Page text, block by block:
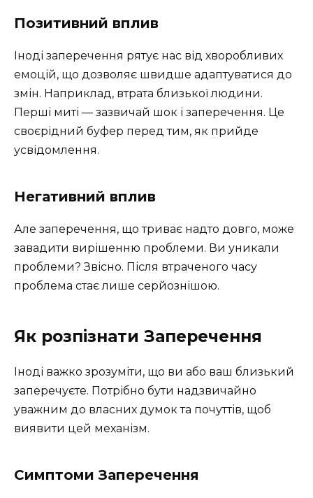
Позитивний вплив
Іноді заперечення рятує нас від хворобливих
емоцій, що дозволяє швидше адаптуватися до
змін. Наприклад, втрата близької людини.
Перші миті — зазвичай шок і заперечення. Це
своєрідний буфер перед тим, як прийде
усвідомлення.
Негативний вплив
Але заперечення, що триває надто довго, може
завадити вирішенню проблеми. Ви уникали
проблеми? Звісно. Після втраченого часу
проблема стає лише серйознішою.
Як розпізнати Заперечення
Іноді важко зрозуміти, що ви або ваш близький
заперечуєте. Потрібно бути надзвичайно
уважним до власних думок та почуттів, щоб
виявити цей механізм.
Симптоми Заперечення